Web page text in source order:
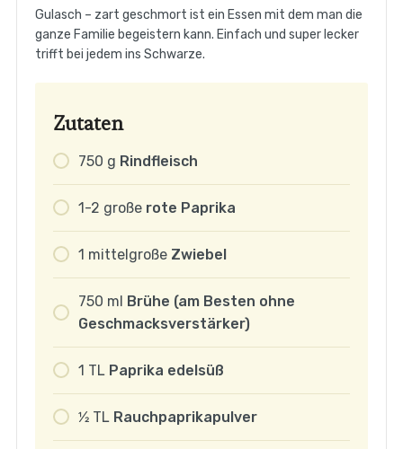
Gulasch – zart geschmort ist ein Essen mit dem man die
ganze Familie begeistern kann. Einfach und super lecker
trifft bei jedem ins Schwarze.
Zutaten
750 g Rindfleisch
1-2 große rote Paprika
1 mittelgroße Zwiebel
750 ml Brühe (am Besten ohne
Geschmacksverstärker)
1 TL Paprika edelsüß
1⁄2 TL Rauchpaprikapulver